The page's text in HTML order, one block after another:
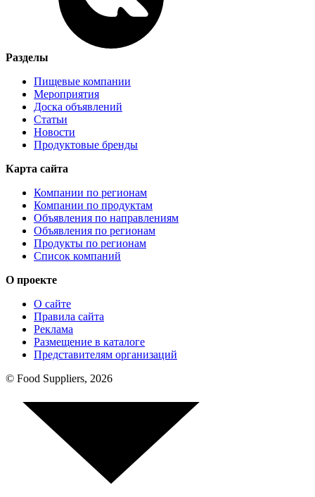
Разделы
Пищевые компании
Мероприятия
Доска объявлений
Статьи
Новости
Продуктовые бренды
Карта сайта
Компании по регионам
Компании по продуктам
Объявления по направлениям
Объявления по регионам
Продукты по регионам
Список компаний
О проекте
О сайте
Правила сайта
Реклама
Размещение в каталоге
Представителям организаций
© Food Suppliers, 2026